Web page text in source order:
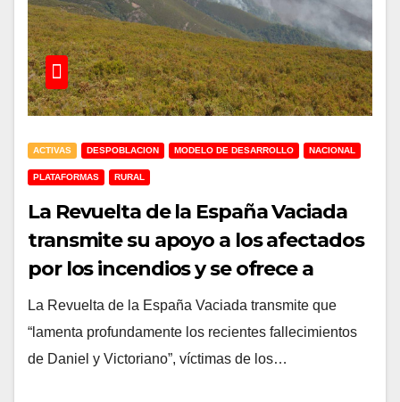
ACTIVAS DESPOBLACION MODELO DE DESARROLLO NACIONAL
PLATAFORMAS RURAL
La Revuelta de la España Vaciada
transmite su apoyo a los afectados
por los incendios y se ofrece a
colaborar para un cambio de
modelo preventivo
La Revuelta de la España Vaciada transmite que
“lamenta profundamente los recientes fallecimientos
de Daniel y Victoriano”, víctimas de los…